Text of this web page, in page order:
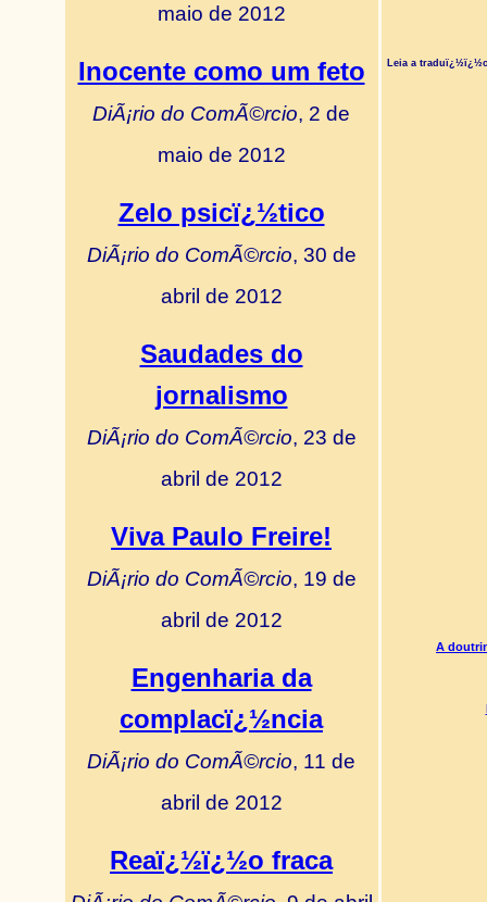
maio de 2012
Inocente como um feto
DiÃ¡rio do ComÃ©rcio, 2 de
maio de 2012
Zelo psicï¿½tico
DiÃ¡rio do ComÃ©rcio, 30 de
abril de 2012
Saudades do
jornalismo
DiÃ¡rio do ComÃ©rcio, 23 de
abril de 2012
Viva Paulo Freire!
DiÃ¡rio do ComÃ©rcio, 19 de
abril de 2012
Engenharia da
complacï¿½ncia
DiÃ¡rio do ComÃ©rcio, 11 de
abril de 2012
Reaï¿½ï¿½o fraca
Leia a
A